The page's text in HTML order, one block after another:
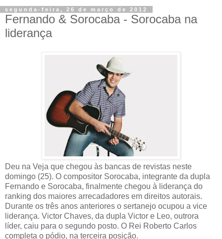
segunda-feira, 26 de março de 2012
Fernando & Sorocaba - Sorocaba na
liderança
Deu na Veja que chegou às bancas de revistas neste
domingo (25). O compositor Sorocaba, integrante da dupla
Fernando e Sorocaba, finalmente chegou à liderança do
ranking dos maiores arrecadadores em direitos autorais.
Durante os três anos anteriores o sertanejo ocupou a vice
liderança. Victor Chaves, da dupla Victor e Leo, outrora
líder, caiu para o segundo posto. O Rei Roberto Carlos
completa o pódio, na terceira posição.